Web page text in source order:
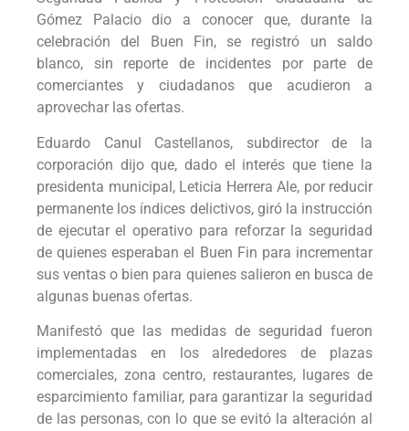
Gómez Palacio dio a conocer que, durante la
celebración del Buen Fin, se registró un saldo
blanco, sin reporte de incidentes por parte de
comerciantes y ciudadanos que acudieron a
aprovechar las ofertas.
Eduardo Canul Castellanos, subdirector de la
corporación dijo que, dado el interés que tiene la
presidenta municipal, Leticia Herrera Ale, por reducir
permanente los índices delictivos, giró la instrucción
de ejecutar el operativo para reforzar la seguridad
de quienes esperaban el Buen Fin para incrementar
sus ventas o bien para quienes salieron en busca de
algunas buenas ofertas.
Manifestó que las medidas de seguridad fueron
implementadas en los alrededores de plazas
comerciales, zona centro, restaurantes, lugares de
esparcimiento familiar, para garantizar la seguridad
de las personas, con lo que se evitó la alteración al